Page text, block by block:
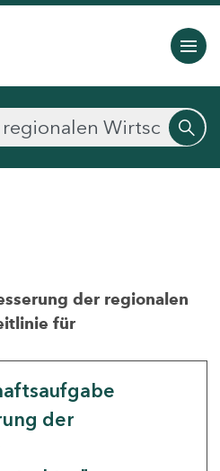
der regionalen
für
der